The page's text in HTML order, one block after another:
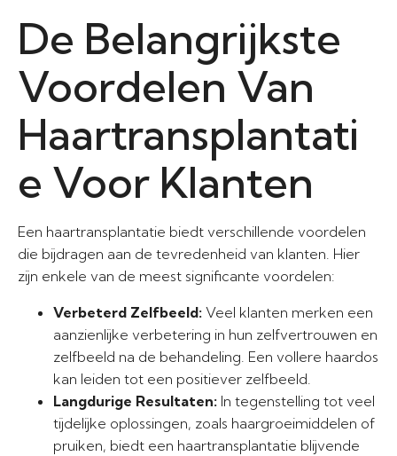
De Belangrijkste
Voordelen Van
Haartransplantati
e Voor Klanten
Een haartransplantatie biedt verschillende voordelen
die bijdragen aan de tevredenheid van klanten. Hier
zijn enkele van de meest significante voordelen:
Verbeterd Zelfbeeld: Veel klanten merken een
aanzienlijke verbetering in hun zelfvertrouwen en
zelfbeeld na de behandeling. Een vollere haardos
kan leiden tot een positiever zelfbeeld.
Langdurige Resultaten: In tegenstelling tot veel
tijdelijke oplossingen, zoals haargroeimiddelen of
pruiken, biedt een haartransplantatie blijvende